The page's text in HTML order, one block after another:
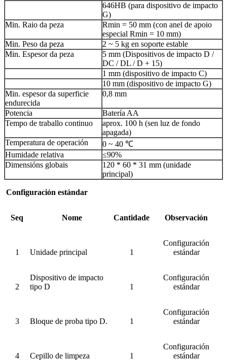
646HB (para dispositivo de impacto
G)
Min. Raio da peza
Rmin = 50 mm (con anel de apoio
especial Rmin = 10 mm)
Min. Peso da peza
2 ~ 5 kg en soporte estable
Min. Espesor da peza
5 mm (Dispositivos de impacto D /
DC / DL / D + 15)
1 mm (dispositivo de impacto C)
10 mm (dispositivo de impacto G)
Min. espesor da superficie
endurecida
0,8 mm
Potencia
Batería AA
Tempo de traballo continuo
aprox. 100 h (sen luz de fondo
apagada)
Temperatura de operación
0 ~ 40 ℃
Humidade relativa
≤90%
Dimensións globais
120 * 60 * 31 mm (unidade
principal)
Configuración estándar
Seq Nome Cantidade Observación
1 Unidade principal 1
Configuración
estándar
2
Dispositivo de impacto
tipo D
1
Configuración
estándar
3 Bloque de proba tipo D. 1
Configuración
estándar
4 Cepillo de limpeza 1
Configuración
estándar